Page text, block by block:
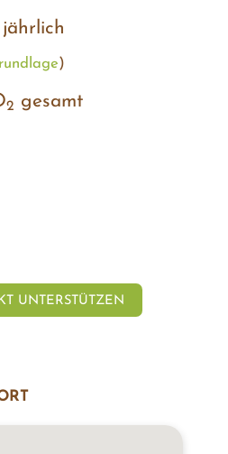
jährlich
)
2 gesamt
UNTERSTÜTZEN